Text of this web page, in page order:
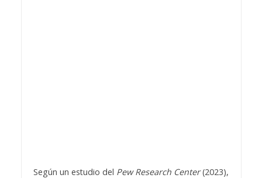
Según un estudio del Pew Research Center(2023),